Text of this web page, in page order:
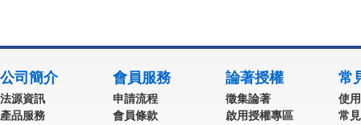
公司簡介
法源資訊
產品服務
會員服務
申請流程
會員條款
論著授權
徵集論著
啟用授權專區
常
使
常